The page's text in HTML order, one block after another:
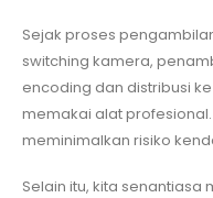
Sejak proses
switching kamera,
encoding dan distribusi
memakai alat profesional.
meminimalkan risiko
Selain itu, kita